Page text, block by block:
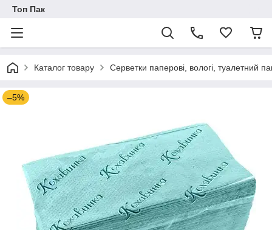
Топ Пак
Каталог товару Серветки паперові, вологі, туалетний
–5%